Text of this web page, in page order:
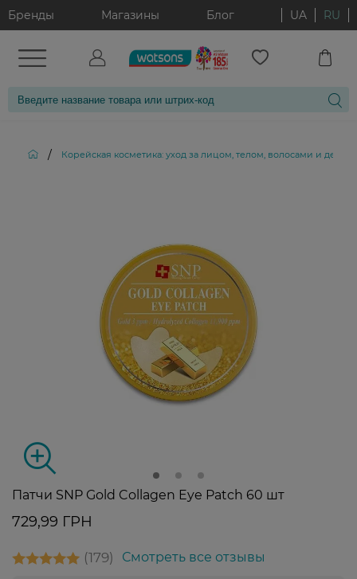
Бренды Магазины Блог UA RU
/ Корейская косметика: уход за лицом, телом, волосами и
Патчи SNP Gold Collagen Eye Patch 60 шт
729,99 ГРН
179 Смотреть все отзывы